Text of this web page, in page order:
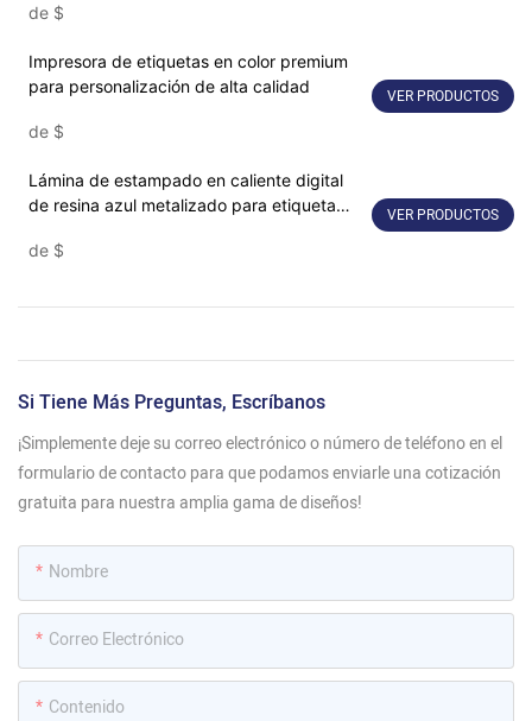
de $
Impresora de etiquetas en color premium
para personalización de alta calidad
de $
VER PRODUCTOS
Lámina de estampado en caliente digital
de resina azul metalizado para etiqueta
de $
VER PRODUCTOS
Si Tiene Más Preguntas, Escríbanos
¡Simplemente deje su correo electrónico o número de teléfono en el
formulario de contacto para que podamos enviarle una cotización
gratuita para nuestra amplia gama de diseños!
Nombre
Correo Electrónico
Contenido